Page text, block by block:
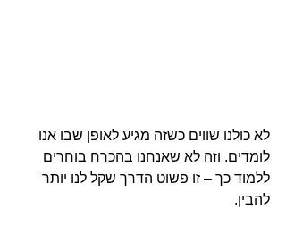
לא כולנו שווים כשזה מגיע לאופן שבו אנו
לומדים. וזה לא שאנחנו בהכרח בוחרים
ללמוד כך – זו פשוט הדרך שקל לנו יותר
להבין.